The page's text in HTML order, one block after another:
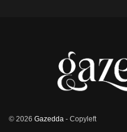
© 2026 Gazedda - Copyleft